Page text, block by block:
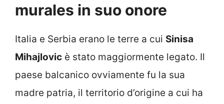
murales in suo onore
Italia e Serbia erano le terre a cui Sinisa
Mihajlovic è stato maggiormente legato. Il
paese balcanico ovviamente fu la sua
madre patria, il territorio d’origine a cui ha